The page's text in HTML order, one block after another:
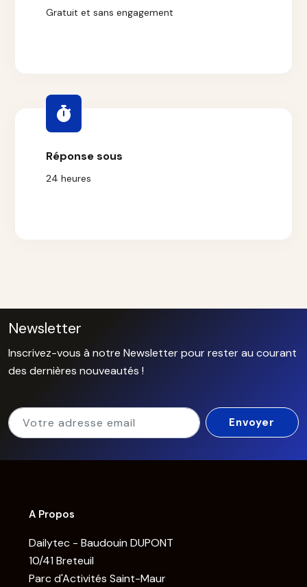
Gratuit et sans engagement
Réponse sous
24 heures
Newsletter
Inscrivez-vous à notre Newsletter pour rester au courant
des dernières nouveautés !
A Propos
Dailytec - Baudouin DUPONT
10/41 Breteuil
Parc d'Activités Saint-Maur